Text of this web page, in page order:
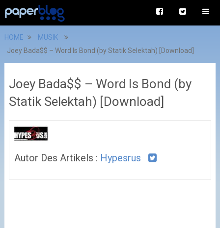
HOME
MUSIK
Joey Bada$$ – Word Is Bond (by Statik Selektah) [Download]
Joey Bada$$ – Word Is Bond (by
Statik Selektah) [Download]
Autor Des Artikels : Hypesrus